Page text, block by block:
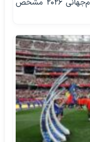
بازی های دور یک شانزدهم نهایی جام‌جهانی ۲۰۲۶ مشخص